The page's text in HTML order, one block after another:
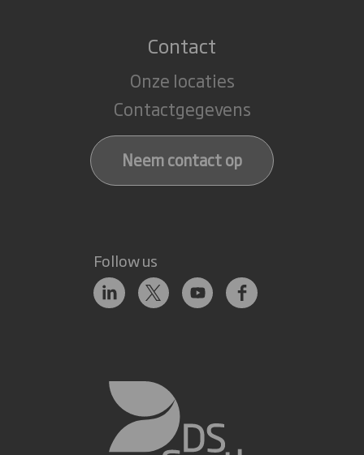
Contact
Onze locaties
Contactgegevens
Neem contact op
Follow us